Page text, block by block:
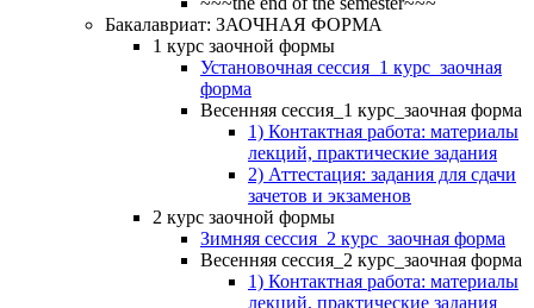
Бакалавриат: ЗАОЧНАЯ ФОРМА
1 курс заочной формы
Установочная сессия_1 курс_заочная
форма
Весенняя сессия_1 курс_заочная форма
1) Контактная работа: материалы
лекций, практические задания
2) Аттестация: задания для сдачи
зачетов и экзаменов
2 курс заочной формы
Зимняя сессия_2 курс_заочная форма
Весенняя сессия_2 курс_заочная форма
1) Контактная работа: материалы
лекций, практические задания